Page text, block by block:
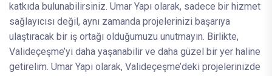
katkıda bulunabilirsiniz. Umar Yapı olarak, sadece bir hizmet
sağlayıcısı değil, aynı zamanda projelerinizi başarıya
ulaştıracak bir iş ortağı olduğumuzu unutmayın. Birlikte,
Valideçeşme’yi daha yaşanabilir ve daha güzel bir yer haline
getirelim. Umar Yapı olarak, Valideçeşme’deki projelerinizde